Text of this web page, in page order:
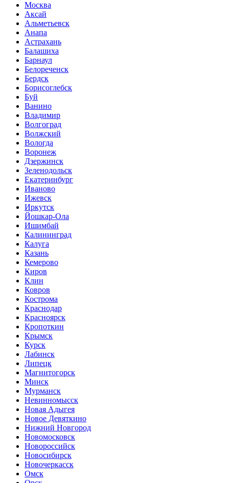
Москва
Аксай
Альметьевск
Анапа
Астрахань
Балашиха
Барнаул
Белореченск
Бердск
Борисоглебск
Буй
Ванино
Владимир
Волгоград
Волжский
Вологда
Воронеж
Дзержинск
Зеленодольск
Екатеринбург
Иваново
Ижевск
Иркутск
Йошкар-Ола
Ишимбай
Калининград
Калуга
Казань
Кемерово
Киров
Клин
Ковров
Кострома
Краснодар
Красноярск
Кропоткин
Крымск
Курск
Лабинск
Липецк
Магнитогорск
Минск
Мурманск
Невинномысск
Новая Адыгея
Новое Девяткино
Нижний Новгород
Новомосковск
Новороссийск
Новосибирск
Новочеркасск
Омск